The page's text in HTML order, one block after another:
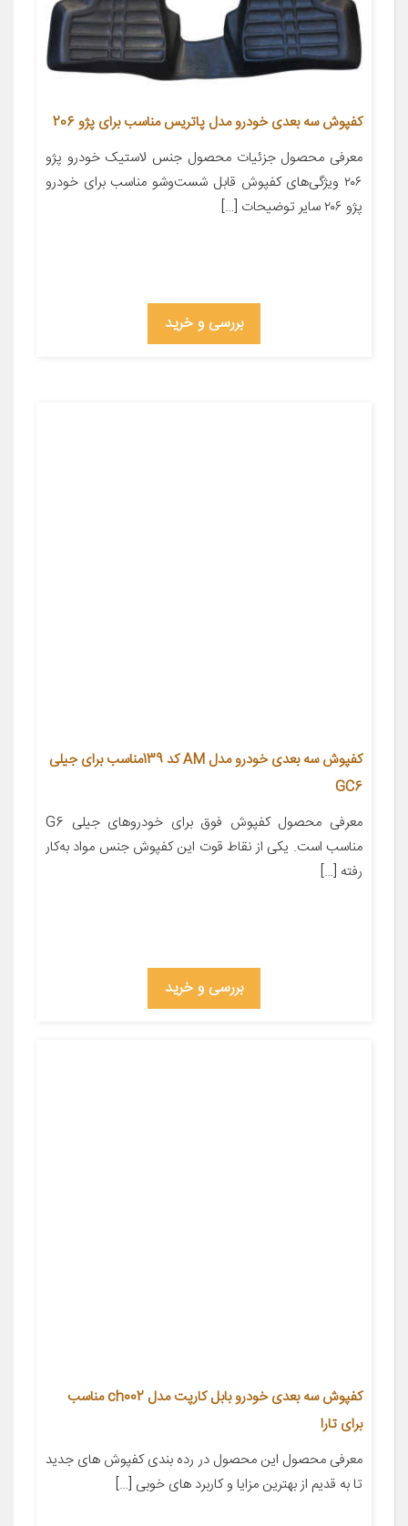
کفپوش سه بعدی خودرو مدل پاتریس مناسب برای پژو 206
معرفی محصول جزئیات محصول جنس لاستیک خودرو پژو
۲۰۶ ویژگی‌های کفپوش قابل شست‌وشو مناسب برای خودرو
پژو ۲۰۶ سایر توضیحات […]
بررسی و خرید
کفپوش سه بعدی خودرو مدل AM کد 139مناسب برای جیلی
GC6
معرفی محصول کفپوش فوق برای خودروهای جیلی G6
مناسب است. یکی از نقاط قوت این کفپوش جنس مواد به‌کار
رفته […]
بررسی و خرید
کفپوش سه بعدی خودرو بابل کارپت مدل ch002 مناسب
برای تارا
معرفی محصول این محصول در رده بندی کفپوش های جدید
تا به قدیم از بهترین مزایا و کاربرد های خوبی […]